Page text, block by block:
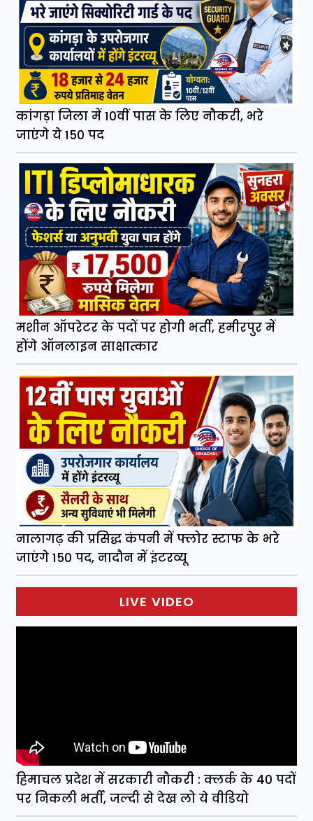
कांगड़ा जिला में 10वीं पास के लिए नौकरी, भरे
जाएंगे ये 150 पद
मशीन ऑपरेटर के पदों पर होगी भर्ती, हमीरपुर में
होंगे ऑनलाइन साक्षात्कार
नालागढ़ की प्रसिद्ध कंपनी में फ्लोर स्टाफ के भरे
जाएंगे 150 पद, नादौन में इंटरव्यू
LIVE VIDEO
हिमाचल प्रदेश में सरकारी नौकरी : क्लर्क के 40 पदों
पर निकली भर्ती, जल्दी से देख लो ये वीडियो